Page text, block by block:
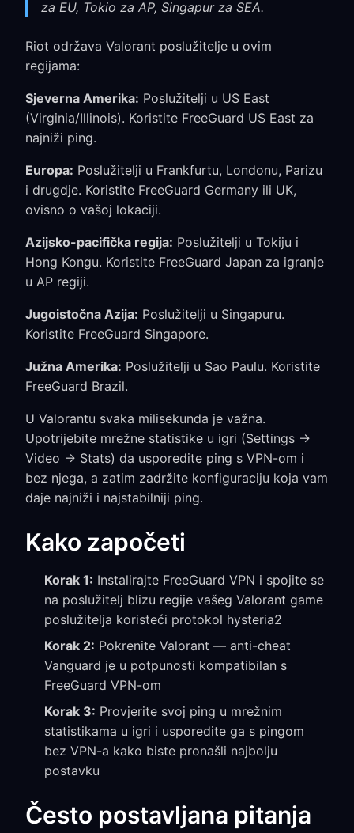
za EU, Tokio za AP, Singapur za SEA.
Riot održava Valorant poslužitelje u ovim
regijama:
Sjeverna Amerika: Poslužitelji u US East
(Virginia/Illinois). Koristite FreeGuard US East za
najniži ping.
Europa: Poslužitelji u Frankfurtu, Londonu, Parizu
i drugdje. Koristite FreeGuard Germany ili UK,
ovisno o vašoj lokaciji.
Azijsko-pacifička regija: Poslužitelji u Tokiju i
Hong Kongu. Koristite FreeGuard Japan za igranje
u AP regiji.
Jugoistočna Azija: Poslužitelji u Singapuru.
Koristite FreeGuard Singapore.
Južna Amerika: Poslužitelji u Sao Paulu. Koristite
FreeGuard Brazil.
U Valorantu svaka milisekunda je važna.
Upotrijebite mrežne statistike u igri (Settings →
Video → Stats) da usporedite ping s VPN-om i
bez njega, a zatim zadržite konfiguraciju koja vam
daje najniži i najstabilniji ping.
Kako započeti
Korak 1: Instalirajte FreeGuard VPN i spojite se
na poslužitelj blizu regije vašeg Valorant game
poslužitelja koristeći protokol hysteria2
Korak 2: Pokrenite Valorant — anti-cheat
Vanguard je u potpunosti kompatibilan s
FreeGuard VPN-om
Korak 3: Provjerite svoj ping u mrežnim
statistikama u igri i usporedite ga s pingom
bez VPN-a kako biste pronašli najbolju
postavku
Često postavljana pitanja